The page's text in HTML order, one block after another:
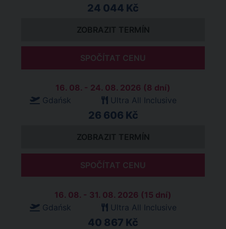
24 044 Kč
ZOBRAZIT TERMÍN
SPOČÍTAT CENU
16. 08. - 24. 08. 2026 (8 dní)
Gdańsk
Ultra All Inclusive
26 606 Kč
ZOBRAZIT TERMÍN
SPOČÍTAT CENU
16. 08. - 31. 08. 2026 (15 dní)
Gdańsk
Ultra All Inclusive
40 867 Kč